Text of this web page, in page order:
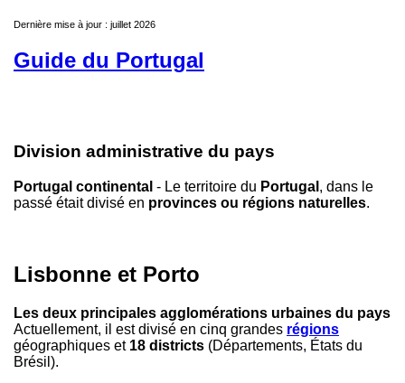
Dernière mise à jour : juillet 2026
Guide du Portugal
Division administrative du pays
Portugal continental - Le territoire du Portugal , dans le
passé était divisé en provinces ou régions naturelles.
Lisbonne et Porto
Les deux principales agglomérations urbaines du pays
Actuellement, il est divisé en cinq grandes régions
géographiques et 18 districts (Départements, États du
Brésil).